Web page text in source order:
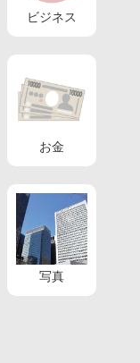
ビジネス
お金
写真